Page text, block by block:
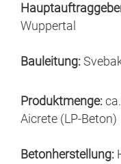
Wuppertal
Bauleitung:
Produktmenge:
Aicrete (LP-Beton)
Betonherstellung: